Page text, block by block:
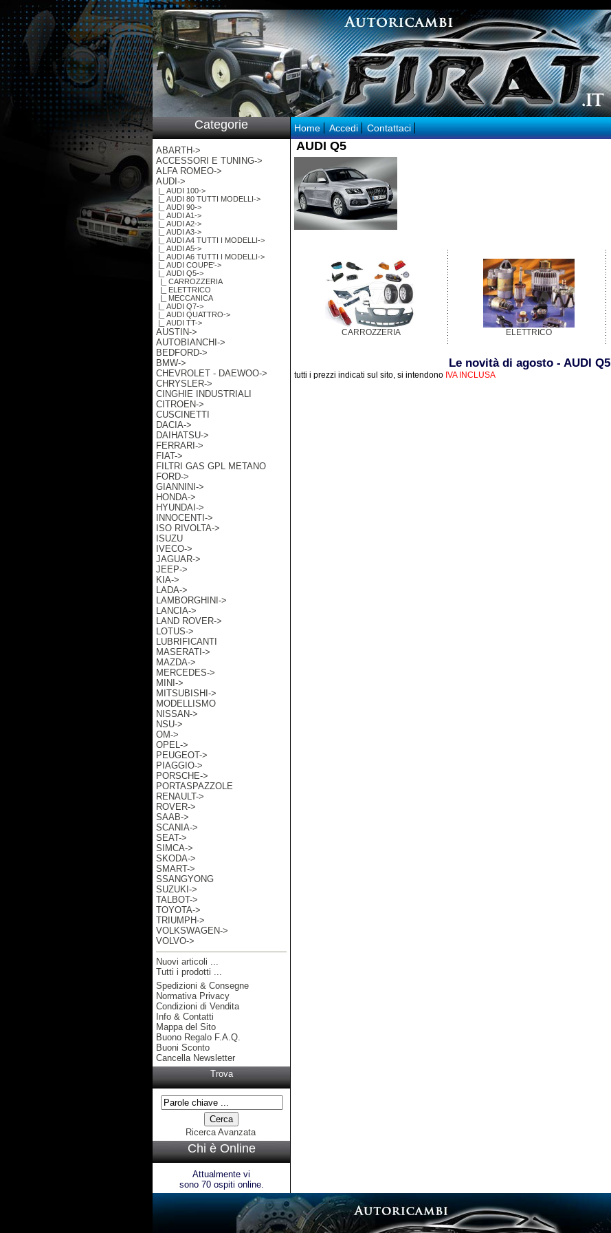
Categorie
ABARTH->
ACCESSORI E TUNING->
ALFA ROMEO->
AUDI ->
|_ AUDI 100->
|_ AUDI 80 TUTTI MODELLI->
|_ AUDI 90->
|_ AUDI A1->
|_ AUDI A2->
|_ AUDI A3->
|_ AUDI A4 TUTTI I MODELLI->
|_ AUDI A5->
|_ AUDI A6 TUTTI I MODELLI->
|_ AUDI COUPE'->
|_ AUDI Q5->
|_ CARROZZERIA
|_ ELETTRICO
|_ MECCANICA
|_ AUDI Q7->
|_ AUDI QUATTRO->
|_ AUDI TT->
AUSTIN->
AUTOBIANCHI->
BEDFORD->
BMW->
CHEVROLET - DAEWOO->
CHRYSLER->
CINGHIE INDUSTRIALI
CITROEN->
CUSCINETTI
DACIA->
DAIHATSU->
FERRARI->
FIAT->
FILTRI GAS GPL METANO
FORD->
GIANNINI->
HONDA->
HYUNDAI->
INNOCENTI->
ISO RIVOLTA->
ISUZU
IVECO->
JAGUAR->
JEEP->
KIA->
LADA->
LAMBORGHINI->
LANCIA->
LAND ROVER->
LOTUS->
LUBRIFICANTI
MASERATI->
MAZDA->
MERCEDES->
MINI->
MITSUBISHI->
MODELLISMO
NISSAN->
NSU->
OM->
OPEL->
PEUGEOT->
PIAGGIO->
PORSCHE->
PORTASPAZZOLE
RENAULT->
ROVER->
SAAB->
SCANIA->
SEAT->
SIMCA->
SKODA->
SMART->
SSANGYONG
SUZUKI->
TALBOT->
TOYOTA->
TRIUMPH->
VOLKSWAGEN->
VOLVO->
Nuovi articoli ...
Tutti i prodotti ...
Informazioni
Spedizioni & Consegne
Normativa Privacy
Condizioni di Vendita
Info & Contatti
Mappa del Sito
Buono Regalo F.A.Q.
Buoni Sconto
Cancella Newsletter
Trova
Ricerca Avanzata
Chi è Online
Attualmente vi
sono 70 ospiti online.
Home Accedi Contattaci
AUDI Q5
CARROZZERIA ELETTRICO
Le novità di agosto - AUDI Q5
tutti i prezzi indicati sul sito, si intendono IVA INCLUSA